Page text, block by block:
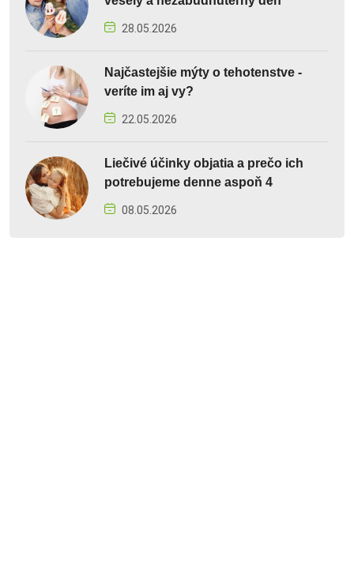
28.05.2026
Najčastejšie mýty o tehotenstve -
veríte im aj vy?
22.05.2026
Liečivé účinky objatia a prečo ich
potrebujeme denne aspoň 4
08.05.2026